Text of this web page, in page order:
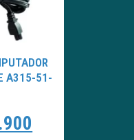
A315-51-